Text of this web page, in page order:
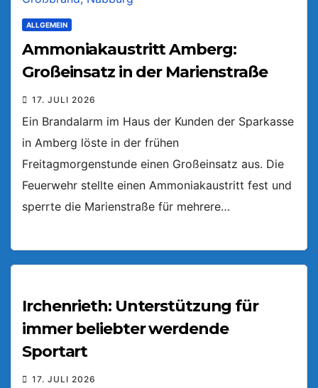
ALLGEMEIN
Ammoniakaustritt Amberg:
Großeinsatz in der Marienstraße
17. JULI 2026
Ein Brandalarm im Haus der Kunden der Sparkasse
in Amberg löste in der frühen
Freitagmorgenstunde einen Großeinsatz aus. Die
Feuerwehr stellte einen Ammoniakaustritt fest und
sperrte die Marienstraße für mehrere…
Irchenrieth: Unterstützung für
immer beliebter werdende
Sportart
17. JULI 2026